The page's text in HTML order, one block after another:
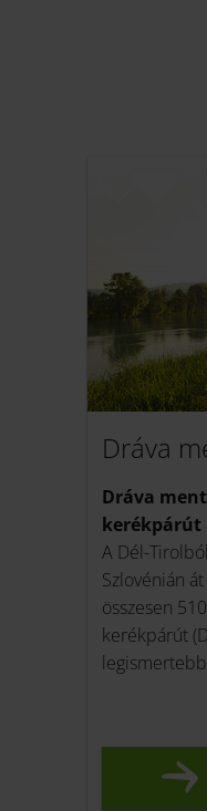
Dráva
Dráva
kerékpárút
A Dél-
Szlovénián
összesen
kerékpárút